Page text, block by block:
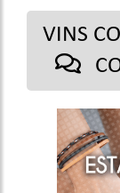
VINS